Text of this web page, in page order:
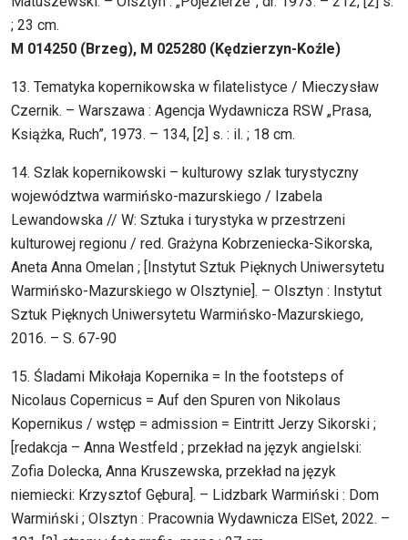
; 23 cm.
M 014250 (Brzeg), M 025280 (Kędzierzyn-Koźle)
13. Tematyka kopernikowska w filatelistyce / Mieczysław
Czernik. – Warszawa : Agencja Wydawnicza RSW „Prasa,
Książka, Ruch”, 1973. – 134, [2] s. : il. ; 18 cm.
14. Szlak kopernikowski – kulturowy szlak turystyczny
województwa warmińsko-mazurskiego / Izabela
Lewandowska // W: Sztuka i turystyka w przestrzeni
kulturowej regionu / red. Grażyna Kobrzeniecka-Sikorska,
Aneta Anna Omelan ; [Instytut Sztuk Pięknych Uniwersytetu
Warmińsko-Mazurskiego w Olsztynie]. – Olsztyn : Instytut
Sztuk Pięknych Uniwersytetu Warmińsko-Mazurskiego,
2016. – S. 67-90
15. Śladami Mikołaja Kopernika = In the footsteps of
Nicolaus Copernicus = Auf den Spuren von Nikolaus
Kopernikus / wstęp = admission = Eintritt Jerzy Sikorski ;
[redakcja – Anna Westfeld ; przekład na język angielski:
Zofia Dolecka, Anna Kruszewska, przekład na język
niemiecki: Krzysztof Gębura]. – Lidzbark Warmiński : Dom
Warmiński ; Olsztyn : Pracownia Wydawnicza ElSet, 2022. –